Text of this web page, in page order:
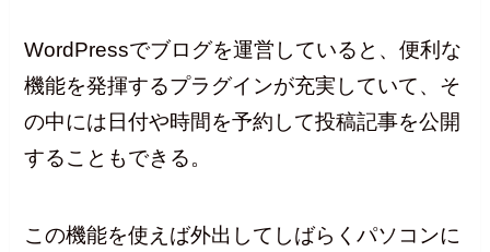
WordPressでブログを運営していると、便利な
機能を発揮するプラグインが充実していて、そ
の中には日付や時間を予約して投稿記事を公開
することもできる。
この機能を使えば外出してしばらくパソコンに